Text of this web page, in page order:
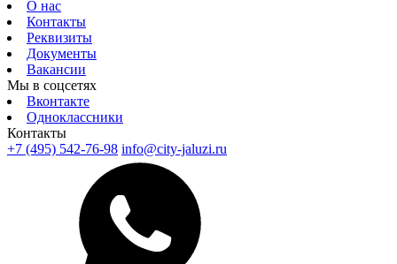
О нас
Контакты
Реквизиты
Документы
Вакансии
Мы в соцсетях
Вконтакте
Одноклассники
Контакты
+7 (495) 542-76-98 info@city-jaluzi.ru